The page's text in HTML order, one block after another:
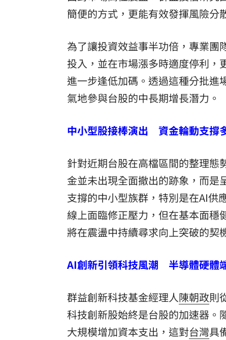
簡便的方式，更能有效發揮風險分
為了讓投資效益事半功倍，專業團
投入，並在市場漲多時適度停利，
進一步逢低加碼。透過這種分批進
氣地參與台股的中長期增長潛力。
中小型股接棒演出 資金輪動支撐
針對近期台股在高檔區間的整理態
金並未出現全面撤出的跡象，而是
支撐的中小型族群，特別是在AI供
線上面臨修正壓力，但在基本面穩
將在震盪中持續尋求向上突破的契
AI創新引領科技風潮 半導體硬體
群益創新科技基金經理人陳朝政則
科技創新股始終是台股的加速器。
大規模增加資本支出，這對台灣具